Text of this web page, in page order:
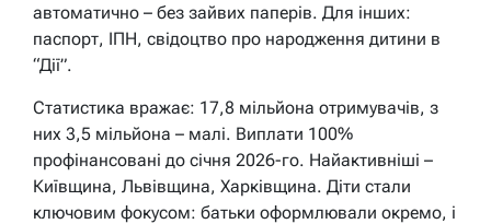
автоматично – без зайвих паперів. Для інших:
паспорт, ІПН, свідоцтво про народження дитини в
“Дії”.
Статистика вражає: 17,8 мільйона отримувачів, з
них 3,5 мільйона – малі. Виплати 100%
профінансовані до січня 2026-го. Найактивніші –
Київщина, Львівщина, Харківщина. Діти стали
ключовим фокусом: батьки оформлювали окремо, і